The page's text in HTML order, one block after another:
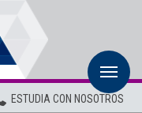
ESTUDIA CON NOSOTROS